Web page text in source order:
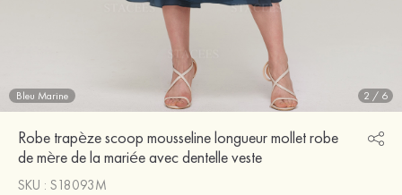
Bleu Marine 2 / 6
Robe trapèze scoop mousseline longueur mollet robe
de mère de la mariée avec dentelle veste
SKU : S18093M